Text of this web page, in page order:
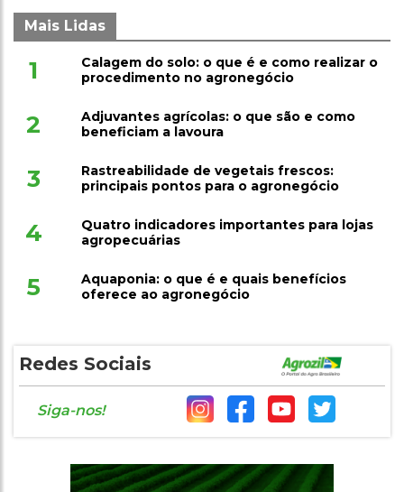
Mais Lidas
1
Calagem do solo: o que é e como realizar o
procedimento no agronegócio
2
Adjuvantes agrícolas: o que são e como
beneficiam a lavoura
3
Rastreabilidade de vegetais frescos:
principais pontos para o agronegócio
4
Quatro indicadores importantes para lojas
agropecuárias
5
Aquaponia: o que é e quais benefícios
oferece ao agronegócio
Redes Sociais
Siga-nos!